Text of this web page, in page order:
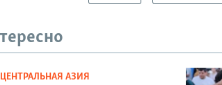
ЦЕНТРАЛЬНАЯ АЗИЯ